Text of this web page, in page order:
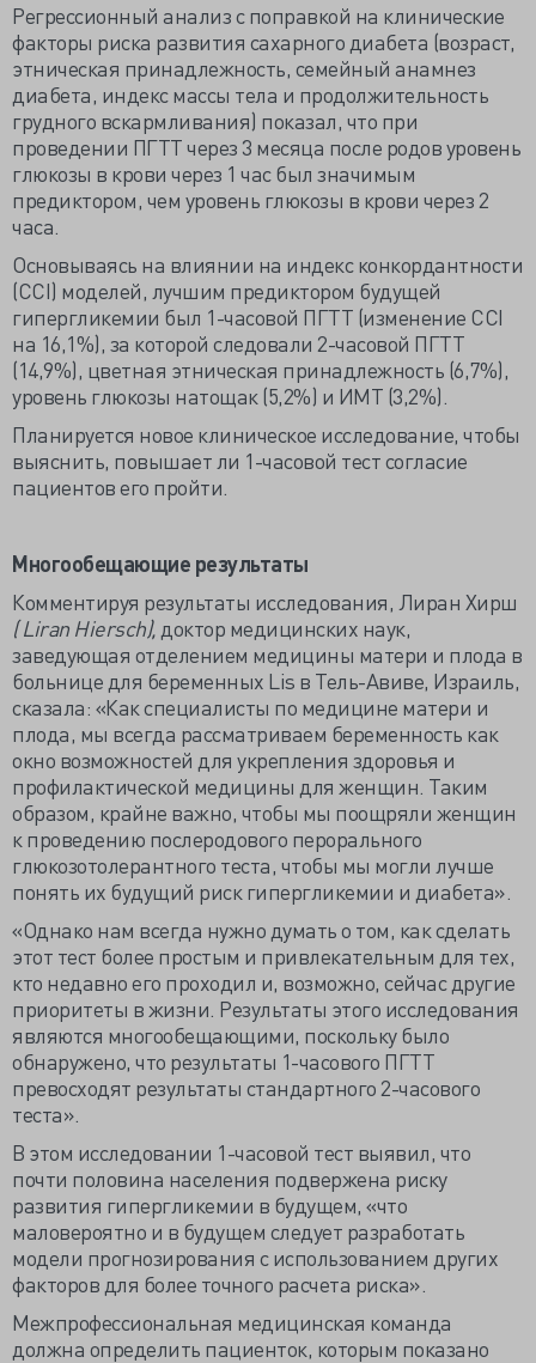
Регрессионный анализ с поправкой на клинические
факторы риска развития сахарного диабета (возраст,
этническая принадлежность, семейный анамнез
диабета, индекс массы тела и продолжительность
грудного вскармливания) показал, что при
проведении ПГТТ через 3 месяца после родов уровень
глюкозы в крови через 1 час был значимым
предиктором, чем уровень глюкозы в крови через 2
часа.
Основываясь на влиянии на индекс конкордантности
(CCI) моделей, лучшим предиктором будущей
гипергликемии был 1-часовой ПГТТ (изменение CCI
на 16,1%), за которой следовали 2-часовой ПГТТ
(14,9%), цветная этническая принадлежность (6,7%),
уровень глюкозы натощак (5,2%) и ИМТ (3,2%).
Планируется новое клиническое исследование, чтобы
выяснить, повышает ли 1-часовой тест согласие
пациентов его пройти.
Многообещающие результаты
Комментируя результаты исследования, Лиран Хирш
( Liran Hiersch), доктор медицинских наук,
заведующая отделением медицины матери и плода в
больнице для беременных Lis в Тель-Авиве, Израиль,
сказала: «Как специалисты по медицине матери и
плода, мы всегда рассматриваем беременность как
окно возможностей для укрепления здоровья и
профилактической медицины для женщин. Таким
образом, крайне важно, чтобы мы поощряли женщин
к проведению послеродового перорального
глюкозотолерантного теста, чтобы мы могли лучше
понять их будущий риск гипергликемии и диабета».
«Однако нам всегда нужно думать о том, как сделать
этот тест более простым и привлекательным для тех,
кто недавно его проходил и, возможно, сейчас другие
приоритеты в жизни. Результаты этого исследования
являются многообещающими, поскольку было
обнаружено, что результаты 1-часового ПГТТ
превосходят результаты стандартного 2-часового
теста».
В этом исследовании 1-часовой тест выявил, что
почти половина населения подвержена риску
развития гипергликемии в будущем, «что
маловероятно и в будущем следует разработать
модели прогнозирования с использованием других
факторов для более точного расчета риска».
Межпрофессиональная медицинская команда
должна определить пациенток, которым показано